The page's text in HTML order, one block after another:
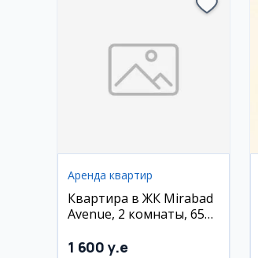
Аренда квартир
Квартира в ЖК Mirabad
Avenue, 2 комнаты, 65
1 600 y.e